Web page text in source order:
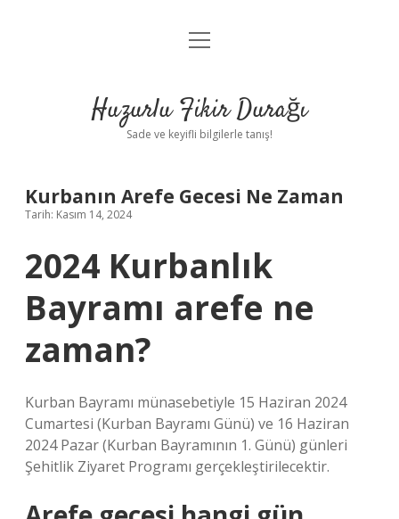
Anasayfa
Yasal Uyarı
menüyü
Huzurlu Fikir Durağı
Sade ve keyifli bilgilerle tanış!
Kurbanın Arefe Gecesi Ne Zaman
Tarih: Kasım 14, 2024
2024 Kurbanlık
Bayramı arefe ne
zaman?
Kurban Bayramı münasebetiyle 15 Haziran 2024
Cumartesi (Kurban Bayramı Günü) ve 16 Haziran
2024 Pazar (Kurban Bayramının 1. Günü) günleri
Şehitlik Ziyaret Programı gerçekleştirilecektir.